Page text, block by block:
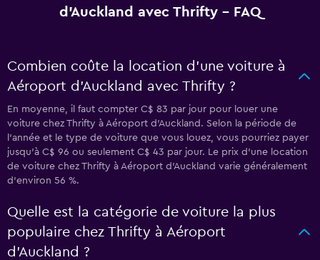
d'Auckland avec Thrifty - FAQ
Combien coûte la location d’une voiture à
Aéroport d'Auckland avec Thrifty ?
En moyenne, il faut compter C$ 83 par jour pour louer une
voiture chez Thrifty à Aéroport d'Auckland. Selon la période de
l'année et le type de voiture que vous louez, vous pourriez payer
jusqu'à C$ 96 ou seulement C$ 43 par jour. Le prix d'une location
de voiture chez Thrifty à Aéroport d'Auckland varie généralement
d'environ 56 %.
Quelle est la catégorie de voiture la plus
populaire chez Thrifty à Aéroport
d'Auckland ?